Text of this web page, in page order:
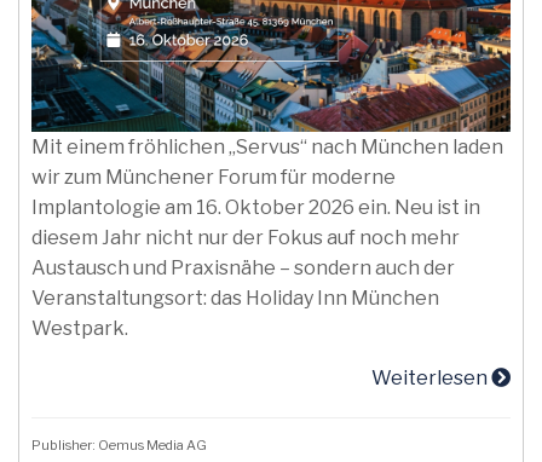
Mit einem fröhlichen „Servus“ nach München laden
wir zum Münchener Forum für moderne
Implantologie am 16. Oktober 2026 ein. Neu ist in
diesem Jahr nicht nur der Fokus auf noch mehr
Austausch und Praxisnähe – sondern auch der
Veranstaltungsort: das Holiday Inn München
Westpark.
Weiterlesen
Publisher: Oemus Media AG